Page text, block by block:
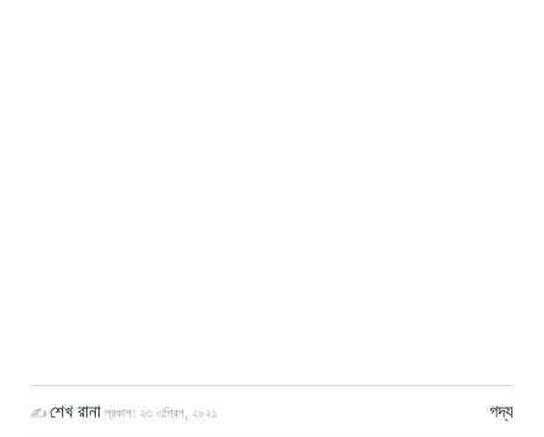
✍ শেখ রানা প্রকাশ: ২৩ এপ্রিল, ২০২১ গদ্য